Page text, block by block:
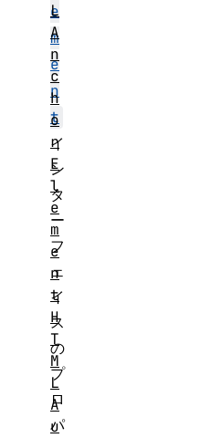
e
m
e
n
t
イ
ン
タ
ー
フ
ェ
イ
ス
の
プ
ロ
パ
L
A
n
c
h
o
r
E
l
e
m
e
n
t
H
T
M
L
A
u